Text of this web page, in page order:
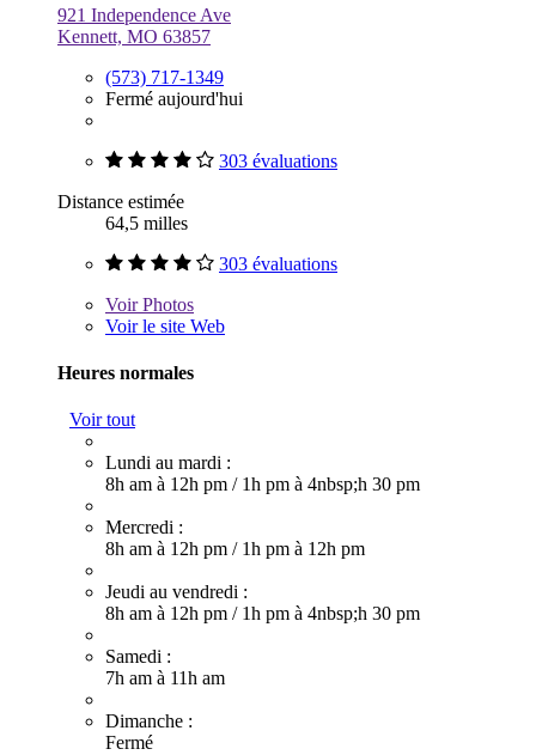
921 Independence Ave
Kennett, MO 63857
(573) 717-1349
Fermé aujourd'hui
303 évaluations
Distance estimée
64,5 milles
303 évaluations
VoirPhotos
Voir le site Web
Heures normales
Voir tout
Lundi au mardi :
8h am à 12h pm / 1h pm à 4nbsp;h 30 pm
Mercredi :
8h am à 12h pm / 1h pm à 12h pm
Jeudi au vendredi :
8h am à 12h pm / 1h pm à 4nbsp;h 30 pm
Samedi :
7h am à 11h am
Dimanche :
Fermé